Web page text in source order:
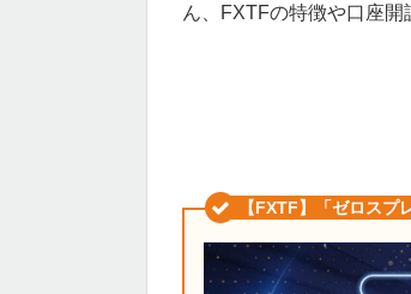
ん、FXTFの特徴や口座開
【FXTF】「ゼロスプ